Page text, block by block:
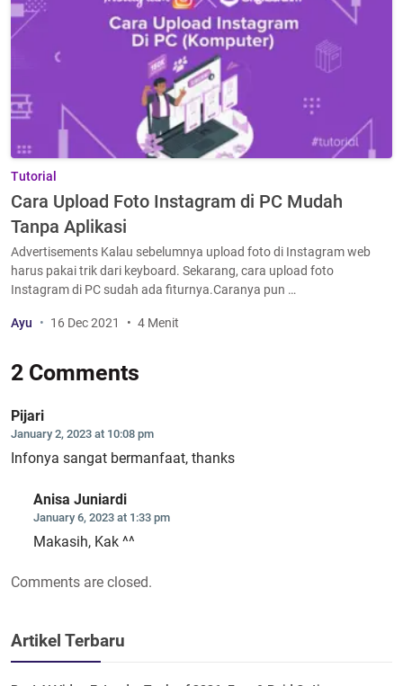
Tutorial
Cara Upload Foto Instagram di PC Mudah
Tanpa Aplikasi
Advertisements Kalau sebelumnya upload foto di Instagram web
harus pakai trik dari keyboard. Sekarang, cara upload foto
Instagram di PC sudah ada fiturnya.Caranya pun …
Ayu 16 Dec 2021 4 Menit
2 Comments
Pijari
January 2, 2023 at 10:08 pm
Infonya sangat bermanfaat, thanks
Anisa Juniardi
January 6, 2023 at 1:33 pm
Makasih, Kak ^^
Comments are closed.
Artikel Terbaru